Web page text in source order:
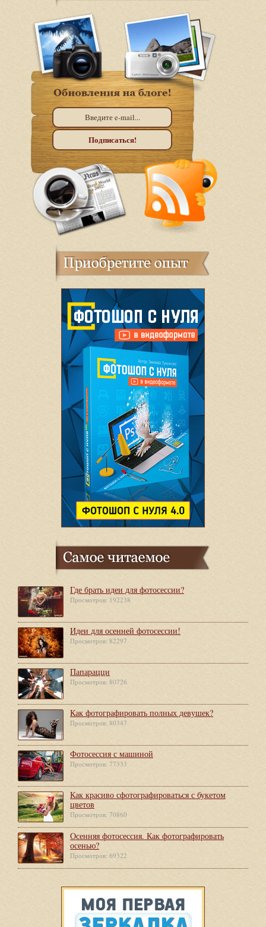
Где брать идеи для фотосессии?
Просмотров: 192238
Идеи для осенней фотосессии!
Просмотров: 82297
Папарацци
Просмотров: 80726
Как фотографировать полных девушек?
Просмотров: 80347
Фотосессия с машиной
Просмотров: 77333
Как красиво сфотографироваться с букетом
цветов
Просмотров: 70860
Осенняя фотосессия. Как фотографировать
осенью?
Просмотров: 69322